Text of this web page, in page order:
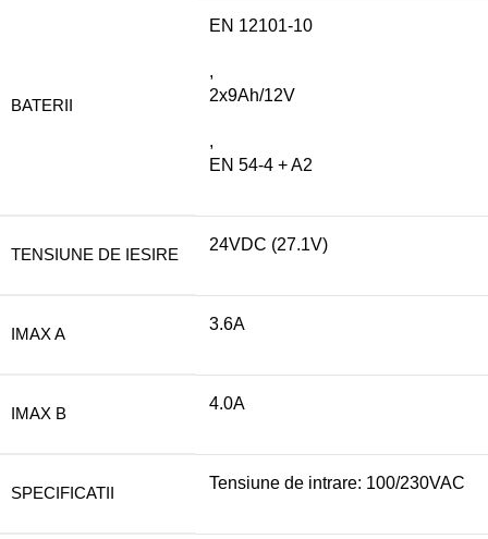
BATERII
EN 12101-10
,
2x9Ah/12V
,
EN 54-4 + A2
TENSIUNE DE IESIRE
24VDC (27.1V)
IMAX A
3.6A
IMAX B
4.0A
SPECIFICATII
Tensiune de intrare: 100/230VAC